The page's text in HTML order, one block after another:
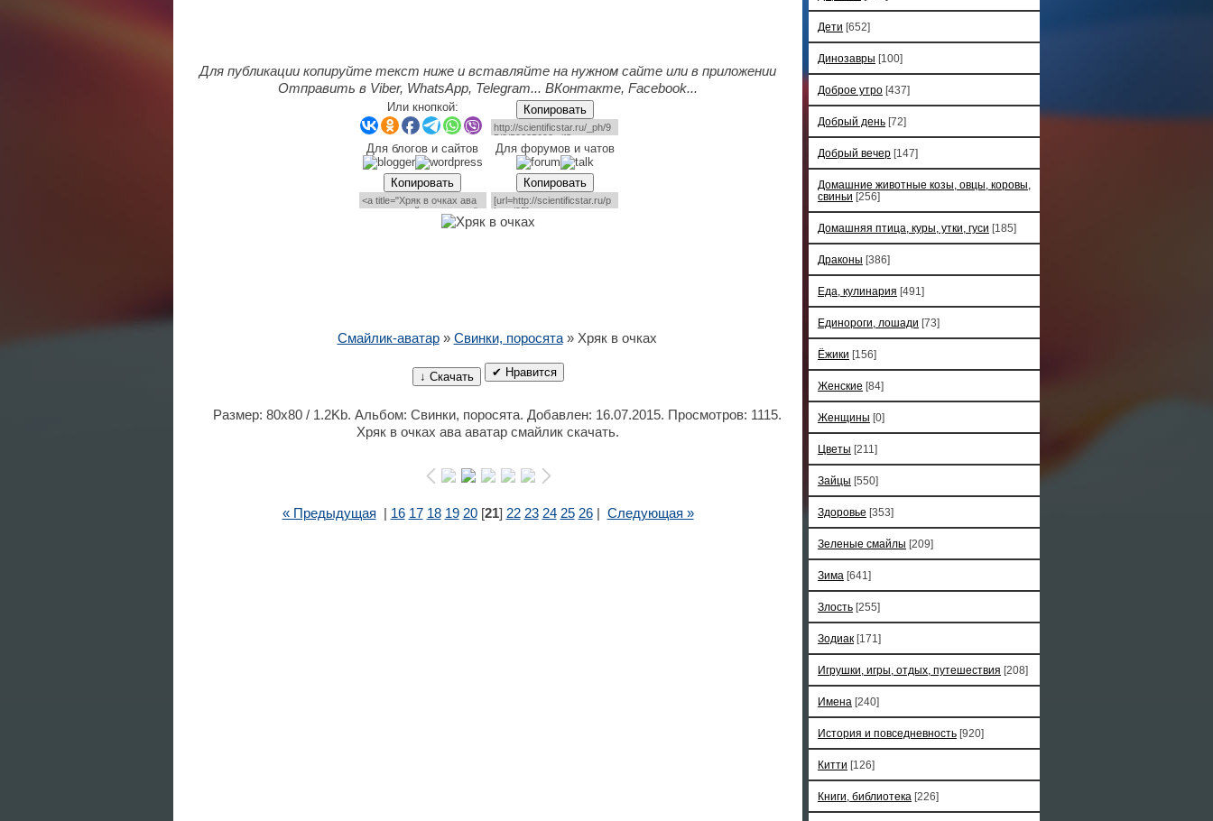
Для публикации копируйте текст ниже и вставляйте на нужном сайте или в приложении
Отправить в Viber, WhatsApp, Telegram... ВКонтакте, Facebook...
Или кнопкой: Копировать
Для блогов и сайтов Для форумов и чатов
Копировать Копировать
Смайлик-аватар» Свинки, поросята» Хряк в очках
↓ Скачать ✔ Нравится
Размер: 80x80 / 1.2Kb. Альбом: Свинки, поросята. Добавлен: 16.07.2015. Просмотров: 1115.
Хряк в очках ава аватар смайлик скачать.
« Предыдущая 16 17 18 19 20[21] 22 23 24 25 26| Следующая »
Дети [652]
Динозавры [100]
Доброе утро [437]
Добрый день [72]
Добрый вечер [147]
Домашние животные козы, овцы, коровы,
свиньи [256]
Домашняя птица, куры, утки, гуси [185]
Драконы [386]
Еда, кулинария [491]
Единороги, лошади [73]
Ёжики [156]
Женские [84]
Женщины [0]
Цветы [211]
Зайцы [550]
Здоровье [353]
Зеленые смайлы [209]
Зима [641]
Злость [255]
Зодиак [171]
Игрушки, игры, отдых, путешествия [208]
Имена [240]
История и повседневность [920]
Китти [126]
Книги, библиотека [226]